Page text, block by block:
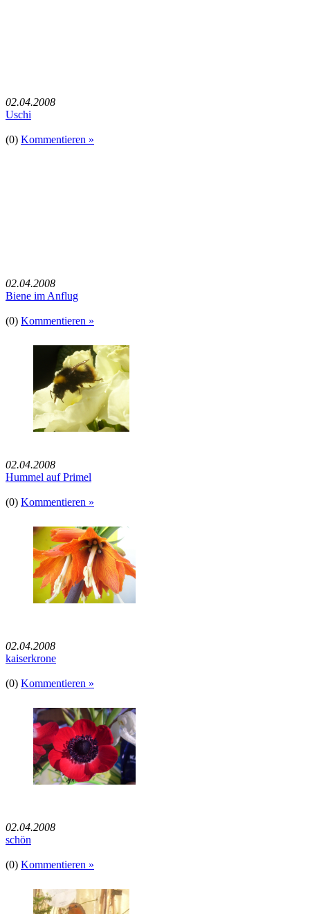
02.04.2008
Uschi
(0) Kommentieren »
02.04.2008
Biene im Anflug
(0) Kommentieren »
02.04.2008
Hummel auf Primel
(0) Kommentieren »
02.04.2008
kaiserkrone
(0) Kommentieren »
02.04.2008
schön
(0) Kommentieren »